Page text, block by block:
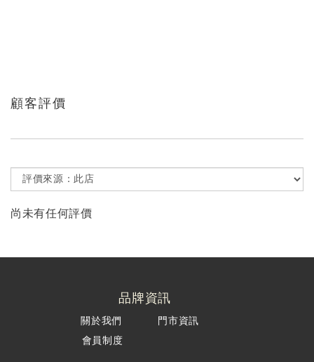
顧客評價
尚未有任何評價
品牌資訊
關於我們
門市資訊
會員制度